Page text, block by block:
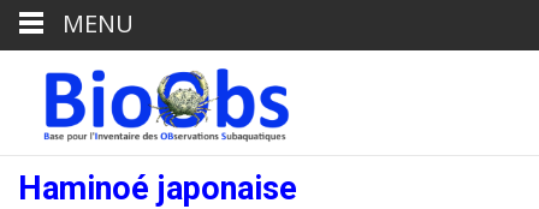
Haminoé japonaise
MENU